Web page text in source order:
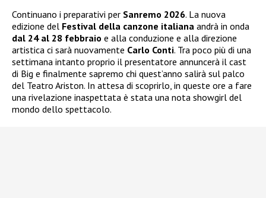
Continuano i preparativi per Sanremo 2026. La nuova
edizione del Festival della canzone italiana andrà in onda
dal 24 al 28 febbraio e alla conduzione e alla direzione
artistica ci sarà nuovamente Carlo Conti. Tra poco più di una
settimana intanto proprio il presentatore annuncerà il cast
di Big e finalmente sapremo chi quest’anno salirà sul palco
del Teatro Ariston. In attesa di scoprirlo, in queste ore a fare
una rivelazione inaspettata è stata una nota showgirl del
mondo dello spettacolo.